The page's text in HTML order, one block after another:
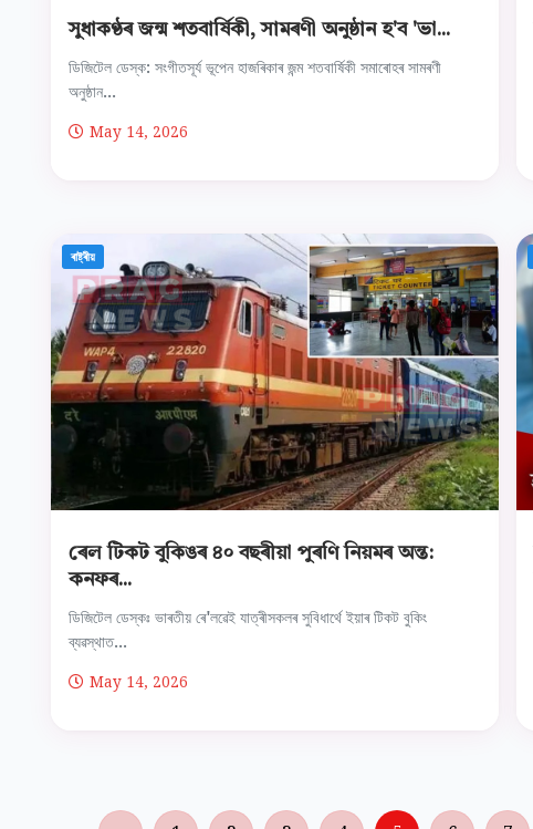
সুধাকণ্ঠৰ জন্ম শতবার্ষিকী, সামৰণী অনুষ্ঠান হ'ব 'ভা...
ডিজিটেল ডেস্ক: সংগীতসূর্য ভূপেন হাজৰিকাৰ জন্ম শতবার্ষিকী সমাৰোহৰ সামৰণী
অনুষ্ঠান...
May 14, 2026
ৰাষ্ট্ৰীয়
ৰেল টিকট বুকিঙৰ ৪০ বছৰীয়া পুৰণি নিয়মৰ অন্ত:
কনফৰ...
ডিজিটেল ডেস্কঃ ভাৰতীয় ৰে'লৱেই যাত্ৰীসকলৰ সুবিধাৰ্থে ইয়াৰ টিকট বুকিং
ব্যৱস্থাত...
May 14, 2026